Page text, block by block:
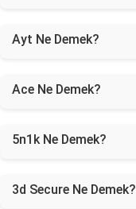
Ayt Ne Demek?
Ace Ne Demek?
5n1k Ne Demek?
3d Secure Ne Demek?